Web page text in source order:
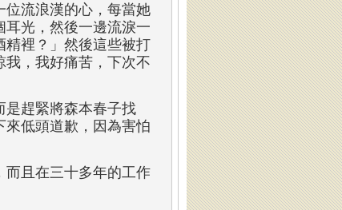
位流浪漢的心，每當她
光，然後一邊流淚一
精裡？」然後這些被打
，我好痛苦，下次不
是趕緊將森本春子找
來低頭道歉，因為害怕
而且在三十多年的工作